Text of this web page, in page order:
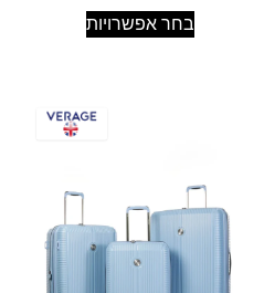
בחר אפשרויות